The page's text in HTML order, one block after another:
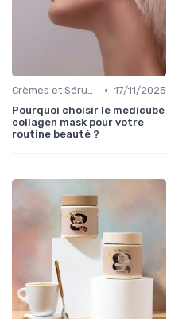
Crèmes et Sérums • 17/11/2025
Pourquoi choisir le medicube
collagen mask pour votre
routine beauté ?